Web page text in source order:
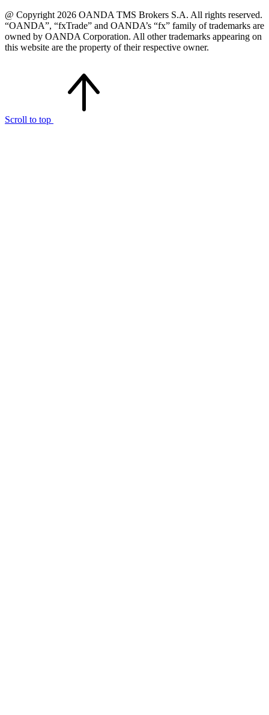
@ Copyright 2026 OANDA TMS Brokers S.A. All rights reserved.
“OANDA”, “fxTrade” and OANDA’s “fx” family of trademarks are
owned by OANDA Corporation. All other trademarks appearing on
this website are the property of their respective owner.
Scroll to top